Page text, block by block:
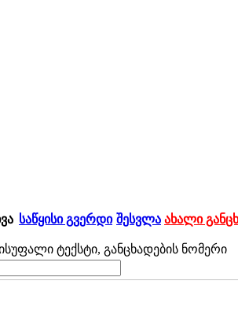
საწყისი გვერდი შესვლა ახალი
ტექსტი, განცხადების ნომერი